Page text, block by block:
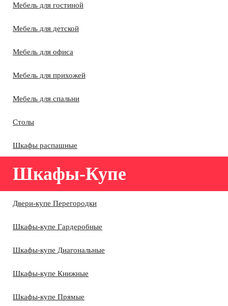
Мебель для гостиной
Мебель для детской
Мебель для офиса
Мебель для прихожей
Мебель для спальни
Столы
Шкафы распашные
Шкафы-Купе
Двери-купе Перегородки
Шкафы-купе Гардеробные
Шкафы-купе Диагональные
Шкафы-купе Книжные
Шкафы-купе Прямые